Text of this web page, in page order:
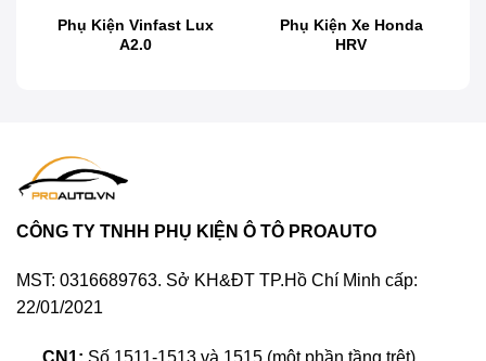
Phụ Kiện Xe Toyota Innova
Độ body
Phụ Kiện Vinfast Lux
A2.0
Phụ Kiện Xe Honda
HRV
CÔNG TY TNHH PHỤ KIỆN Ô TÔ PROAUTO
MST: 0316689763. Sở KH&ĐT TP.Hồ Chí Minh cấp:
22/01/2021